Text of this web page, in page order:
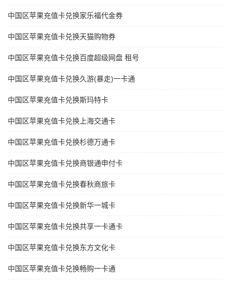
中国区苹果充值卡兑换家乐福代金券
中国区苹果充值卡兑换天猫购物券
中国区苹果充值卡兑换百度超级网盘 租号
中国区苹果充值卡兑换久游(暴走)一卡通
中国区苹果充值卡兑换斯玛特卡
中国区苹果充值卡兑换上海交通卡
中国区苹果充值卡兑换杉德万通卡
中国区苹果充值卡兑换商银通申付卡
中国区苹果充值卡兑换春秋商旅卡
中国区苹果充值卡兑换新华一城卡
中国区苹果充值卡兑换共享一卡通卡
中国区苹果充值卡兑换东方文化卡
中国区苹果充值卡兑换畅购一卡通